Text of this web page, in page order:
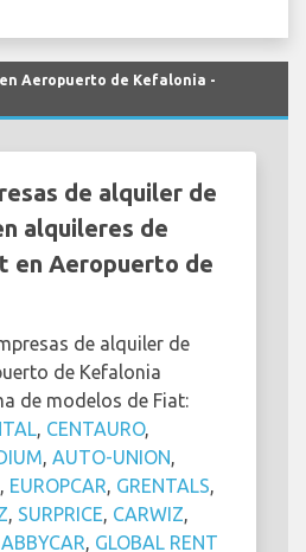
Aeropuerto de Kefalonia -
de alquiler de
alquileres de
en Aeropuerto de
de alquiler de
de Kefalonia
de modelos de Fiat:
, CENTAURO,
, AUTO-UNION,
, EUROPCAR, GRENTALS,
, SURPRICE, CARWIZ,
ABBYCAR, GLOBAL RENT